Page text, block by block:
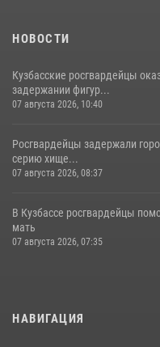
НОВОСТИ
Кузбасские росгвардейцы
задержании фигур...
07 августа 2026, 10:40
Росгвардейцы задержали
серию хище...
07 августа 2026, 08:37
В Кузбассе росгвардейцы
мать
07 августа 2026, 07:35
НАВИГАЦИЯ